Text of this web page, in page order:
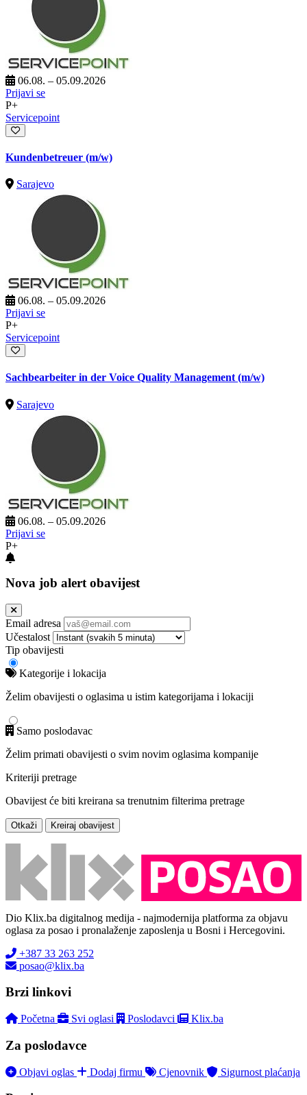
06.08. – 05.09.2026
Prijavi se
P+
Servicepoint
Kundenbetreuer (m/w)
Sarajevo
06.08. – 05.09.2026
Prijavi se
P+
Servicepoint
Sachbearbeiter in der Voice Quality Management (m/w)
Sarajevo
06.08. – 05.09.2026
Prijavi se
P+
Nova job alert obavijest
Email adresa
Učestalost
Tip obavijesti
Kategorije i lokacija
Želim obavijesti o oglasima u istim kategorijama i lokaciji
Samo poslodavac
Želim primati obavijesti o svim novim oglasima kompanije
Kriteriji pretrage
Obavijest će biti kreirana sa trenutnim filterima pretrage
Otkaži Kreiraj obavijest
Dio Klix.ba digitalnog medija - najmodernija platforma za objavu
oglasa za posao i pronalaženje zaposlenja u Bosni i Hercegovini.
+387 33 263 252
posao@klix.ba
Brzi linkovi
Početna Svi oglasi Poslodavci Klix.ba
Za poslodavce
Objavi oglas Dodaj firmu Cjenovnik Sigurnost plaćanja